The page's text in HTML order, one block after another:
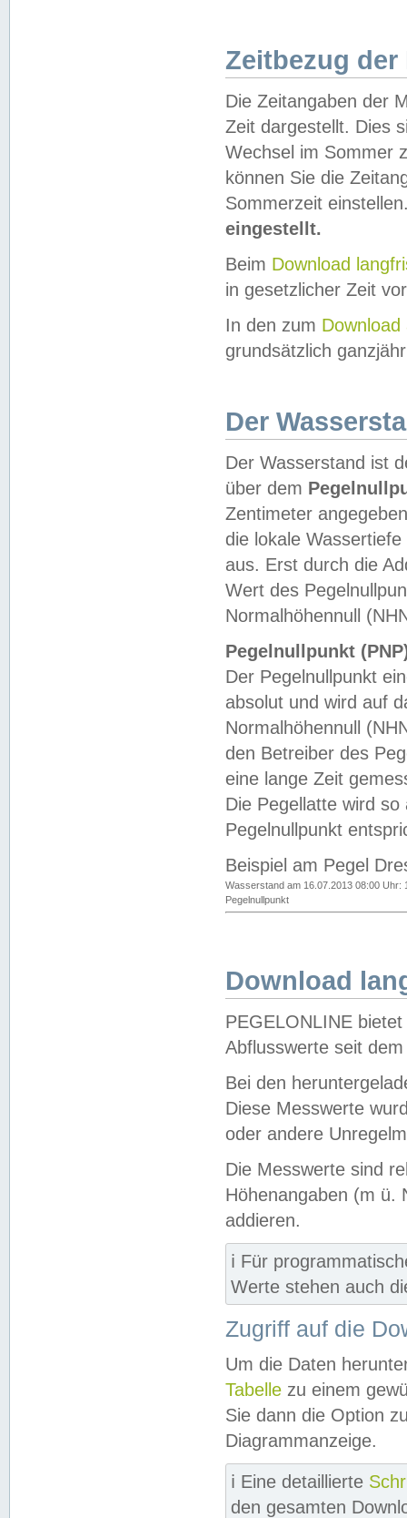
Zeitbezug der
Die Zeitangaben der
Zeit dargestellt. Dies
Wechsel im Sommer
können Sie die
Sommerzeit
eingestellt.
Beim Download
in gesetzlicher Zeit
In den zum Download
grundsätzlich
Der
Der Wasserstand ist
über dem
Zentimeter
die lokale
aus. Erst durch die
Wert des
Normalhöhennull
Pegelnullpunkt
Der Pegelnullpunkt
absolut und wird auf
Normalhöhennull
den Betreiber des
eine lange Zeit
Die Pegellatte wird
Pegelnullpunkt
Beispiel am Pegel
Wasserstand am 16.07.2013 08:00 Uhr:
Pegelnullpunkt
Download
PEGELONLINE
Abflusswerte seit
Bei den
Diese Messwerte
oder andere
Die Messwerte sind
Höhenangaben (m ü.
addieren.
ℹ️ Für
Werte stehen auch
Zugriff auf die
Um die Daten
Tabelle zu einem
Sie dann die Option
Diagrammanzeige.
ℹ️ Eine detaillierte
den gesamten